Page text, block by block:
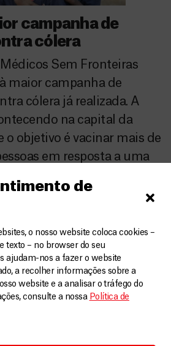
de
o nosso website coloca cookies –
texto – no browser do seu
ajudam-nos a fazer o website
a recolher informações sobre a
website e a analisar o tráfego do
consulte a nossa Política de
campanha de
cólera
Sem Fronteiras
maior campanha de
cólera já realizada. A
na capital da
o objetivo é vacinar mais de
em resposta a uma